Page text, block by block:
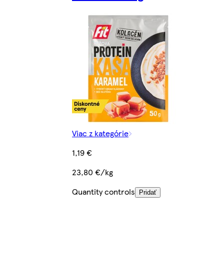
Viac z kategórie
1,19 €
23,80 €/kg
Quantity controls
Pridať